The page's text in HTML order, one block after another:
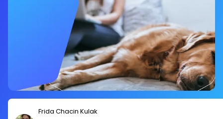
Frida Chacin Kulak